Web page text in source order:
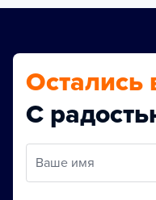
Остались
С
Ваше имя